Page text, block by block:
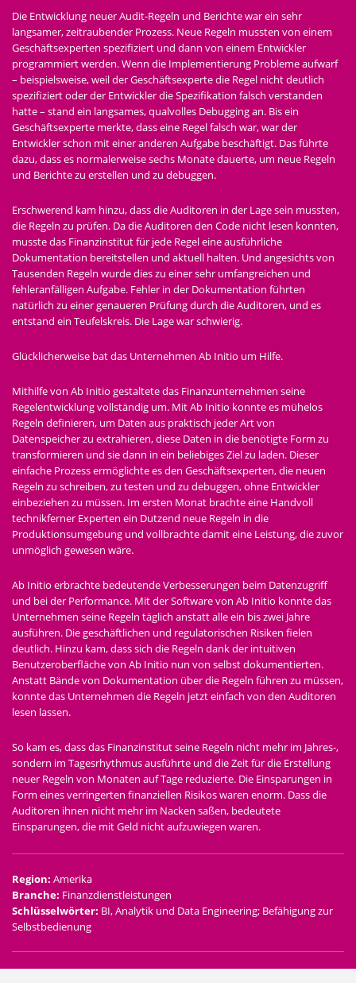
Die Entwicklung neuer Audit-Regeln und Berichte war ein sehr
langsamer, zeitraubender Prozess. Neue Regeln mussten von einem
Geschäftsexperten spezifiziert und dann von einem Entwickler
programmiert werden. Wenn die Implementierung Probleme aufwarf
– beispielsweise, weil der Geschäftsexperte die Regel nicht deutlich
spezifiziert oder der Entwickler die Spezifikation falsch verstanden
hatte – stand ein langsames, qualvolles Debugging an. Bis ein
Geschäftsexperte merkte, dass eine Regel falsch war, war der
Entwickler schon mit einer anderen Aufgabe beschäftigt. Das führte
dazu, dass es normalerweise sechs Monate dauerte, um neue Regeln
und Berichte zu erstellen und zu debuggen.
Erschwerend kam hinzu, dass die Auditoren in der Lage sein mussten,
die Regeln zu prüfen. Da die Auditoren den Code nicht lesen konnten,
musste das Finanzinstitut für jede Regel eine ausführliche
Dokumentation bereitstellen und aktuell halten. Und angesichts von
Tausenden Regeln wurde dies zu einer sehr umfangreichen und
fehleranfälligen Aufgabe. Fehler in der Dokumentation führten
natürlich zu einer genaueren Prüfung durch die Auditoren, und es
entstand ein Teufelskreis. Die Lage war schwierig.
Glücklicherweise bat das Unternehmen Ab Initio um Hilfe.
Mithilfe von Ab Initio gestaltete das Finanzunternehmen seine
Regelentwicklung vollständig um. Mit Ab Initio konnte es mühelos
Regeln definieren, um Daten aus praktisch jeder Art von
Datenspeicher zu extrahieren, diese Daten in die benötigte Form zu
transformieren und sie dann in ein beliebiges Ziel zu laden. Dieser
einfache Prozess ermöglichte es den Geschäftsexperten, die neuen
Regeln zu schreiben, zu testen und zu debuggen, ohne Entwickler
einbeziehen zu müssen. Im ersten Monat brachte eine Handvoll
technikferner Experten ein Dutzend neue Regeln in die
Produktionsumgebung und vollbrachte damit eine Leistung, die zuvor
unmöglich gewesen wäre.
Ab Initio erbrachte bedeutende Verbesserungen beim Datenzugriff
und bei der Performance. Mit der Software von Ab Initio konnte das
Unternehmen seine Regeln täglich anstatt alle ein bis zwei Jahre
ausführen. Die geschäftlichen und regulatorischen Risiken fielen
deutlich. Hinzu kam, dass sich die Regeln dank der intuitiven
Benutzeroberfläche von Ab Initio nun von selbst dokumentierten.
Anstatt Bände von Dokumentation über die Regeln führen zu müssen,
konnte das Unternehmen die Regeln jetzt einfach von den Auditoren
lesen lassen.
So kam es, dass das Finanzinstitut seine Regeln nicht mehr im Jahres-,
sondern im Tagesrhythmus ausführte und die Zeit für die Erstellung
neuer Regeln von Monaten auf Tage reduzierte. Die Einsparungen in
Form eines verringerten finanziellen Risikos waren enorm. Dass die
Auditoren ihnen nicht mehr im Nacken saßen, bedeutete
Einsparungen, die mit Geld nicht aufzuwiegen waren.
Region: Amerika
Branche: Finanzdienstleistungen
Schlüsselwörter: BI, Analytik und Data Engineering; Befähigung zur
Selbstbedienung